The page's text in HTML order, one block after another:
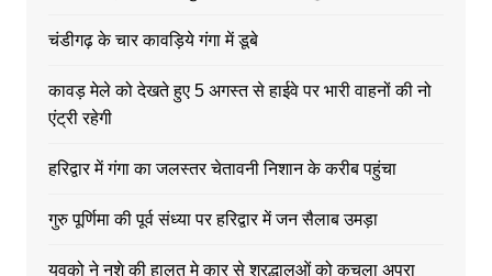
चंडीगढ़ के चार कावड़िये गंगा में डूबे
कावड़ मेले को देखते हुए 5 अगस्त से हाईवे पर भारी वाहनों की नो
एंट्री रहेगी
हरिद्वार में गंगा का जलस्तर चेतावनी निशान के करीब पहुंचा
गुरु पूर्णिमा की पूर्व संध्या पर हरिद्वार में जन सैलाब उमड़ा
युवको ने नशे की हालत मे कार से श्रद्धालुओं को कुचला अपरा